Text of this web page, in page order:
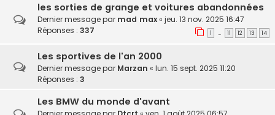
les sorties de grange et voitures abandonnées
Dernier message par mad max« jeu. 13 nov. 2025 16:47
Réponses : 337 1 … 11 12 13 14
Les sportives de l'an 2000
Dernier message par Marzan « lun. 15 sept. 2025 11:20
Réponses : 3
Les BMW du monde d'avant